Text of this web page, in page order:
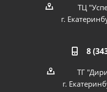
ТЦ
г.
8
ТГ
г.